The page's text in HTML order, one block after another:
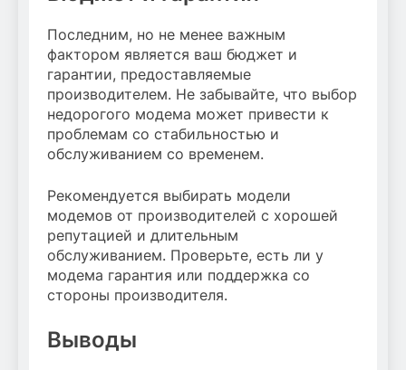
Последним, но не менее важным
фактором является ваш бюджет и
гарантии, предоставляемые
производителем. Не забывайте, что выбор
недорогого модема может привести к
проблемам со стабильностью и
обслуживанием со временем.
Рекомендуется выбирать модели
модемов от производителей с хорошей
репутацией и длительным
обслуживанием. Проверьте, есть ли у
модема гарантия или поддержка со
стороны производителя.
Выводы